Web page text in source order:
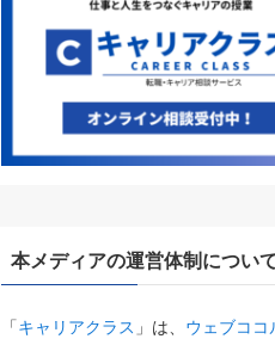
本メディアの運営体制につい
「キャリアクラス 」は、 ウェブココ